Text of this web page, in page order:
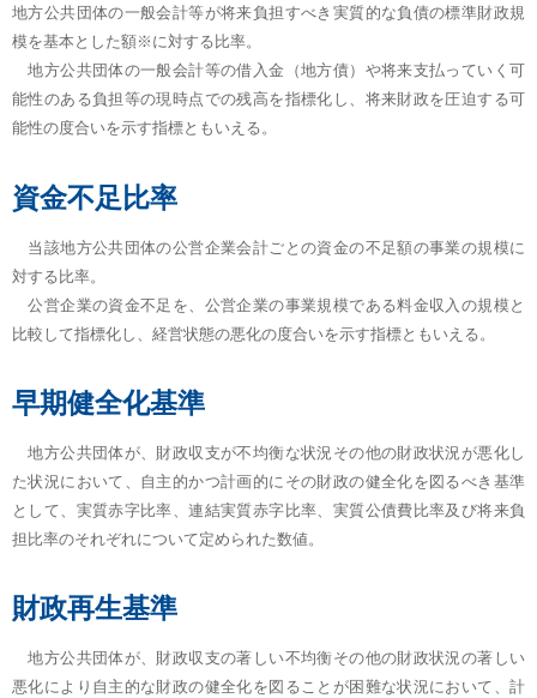
地方公共団体の一般会計等が将来負担すべき実質的な負債の標準財政規
模を基本とした額※に対する比率。
地方公共団体の一般会計等の借入金（地方債）や将来支払っていく可
能性のある負担等の現時点での残高を指標化し、将来財政を圧迫する可
能性の度合いを示す指標ともいえる。
資金不足比率
当該地方公共団体の公営企業会計ごとの資金の不足額の事業の規模に
対する比率。
公営企業の資金不足を、公営企業の事業規模である料金収入の規模と
比較して指標化し、経営状態の悪化の度合いを示す指標ともいえる。
早期健全化基準
地方公共団体が、財政収支が不均衡な状況その他の財政状況が悪化し
た状況において、自主的かつ計画的にその財政の健全化を図るべき基準
として、実質赤字比率、連結実質赤字比率、実質公債費比率及び将来負
担比率のそれぞれについて定められた数値。
財政再生基準
地方公共団体が、財政収支の著しい不均衡その他の財政状況の著しい
悪化により自主的な財政の健全化を図ることが困難な状況において、計